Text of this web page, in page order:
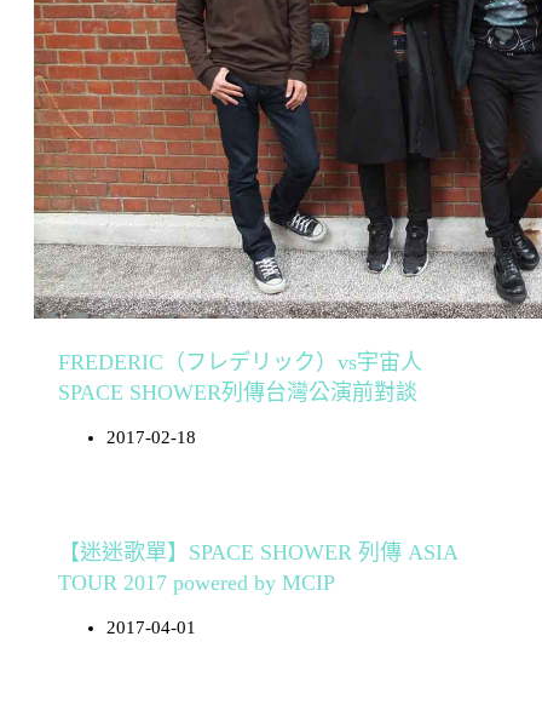
FREDERIC（フレデリック）vs宇宙人
SPACE SHOWER列傳台灣公演前對談
2017-02-18
【迷迷歌單】SPACE SHOWER 列傳 ASIA
TOUR 2017 powered by MCIP
2017-04-01